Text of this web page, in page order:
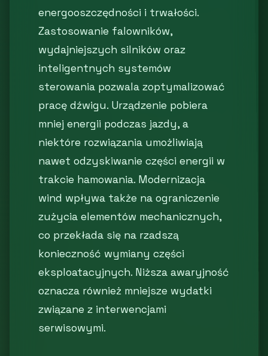
energooszczędności i trwałości.
Zastosowanie falowników,
wydajniejszych silników oraz
inteligentnych systemów
sterowania pozwala zoptymalizować
pracę dźwigu. Urządzenie pobiera
mniej energii podczas jazdy, a
niektóre rozwiązania umożliwiają
nawet odzyskiwanie części energii w
trakcie hamowania. Modernizacja
wind wpływa także na ograniczenie
zużycia elementów mechanicznych,
co przekłada się na rzadszą
konieczność wymiany części
eksploatacyjnych. Niższa awaryjność
oznacza również mniejsze wydatki
związane z interwencjami
serwisowymi.